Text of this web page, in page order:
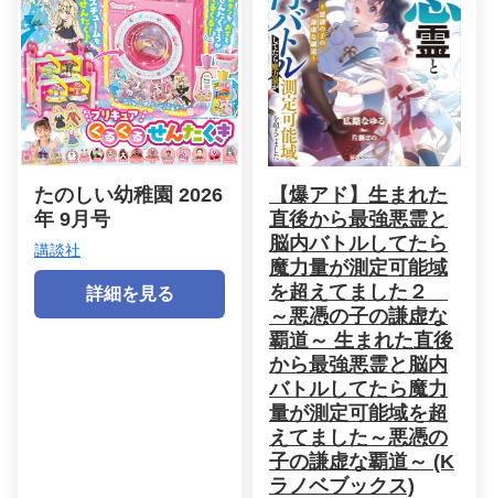
たのしい幼稚園 2026
年 9月号
講談社
詳細を見る
【爆アド】生まれた
直後から最強悪霊と
脳内バトルしてたら
魔力量が測定可能域
を超えてました２
～悪憑の子の謙虚な
覇道～ 生まれた直後
から最強悪霊と脳内
バトルしてたら魔力
量が測定可能域を超
えてました～悪憑の
子の謙虚な覇道～ (K
ラノベブックス)